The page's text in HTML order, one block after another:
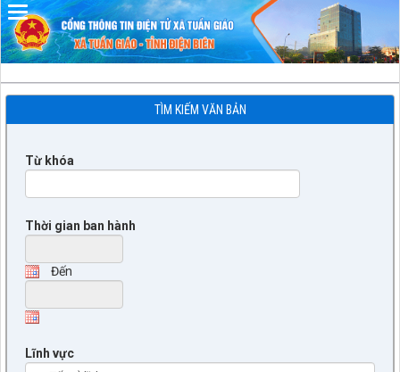
TÌM KIẾM VĂN BẢN
Từ khóa
Thời gian ban hành
Đến
Lĩnh vực
Đã kết nối EMC